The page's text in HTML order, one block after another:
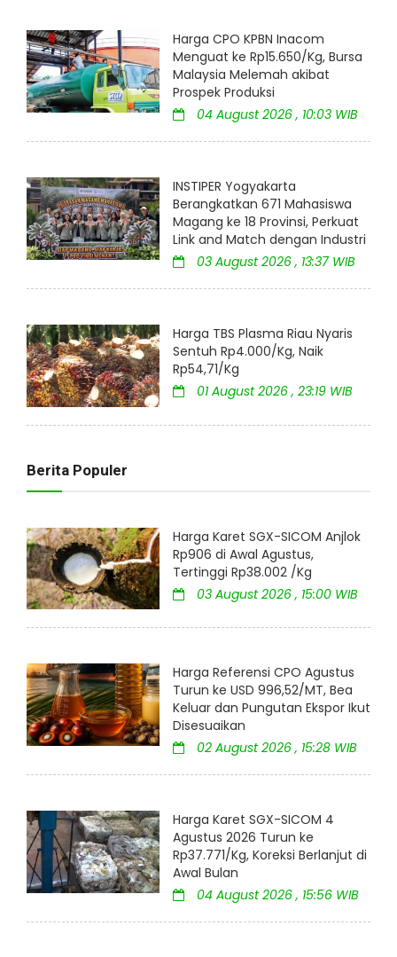
Harga CPO KPBN Inacom
Menguat ke Rp15.650/Kg, Bursa
Malaysia Melemah akibat
Prospek Produksi
04 August 2026 , 10:03 WIB
INSTIPER Yogyakarta
Berangkatkan 671 Mahasiswa
Magang ke 18 Provinsi, Perkuat
Link and Match dengan Industri
03 August 2026 , 13:37 WIB
Harga TBS Plasma Riau Nyaris
Sentuh Rp4.000/Kg, Naik
Rp54,71/Kg
01 August 2026 , 23:19 WIB
Berita Populer
Harga Karet SGX-SICOM Anjlok
Rp906 di Awal Agustus,
Tertinggi Rp38.002 /Kg
03 August 2026 , 15:00 WIB
Harga Referensi CPO Agustus
Turun ke USD 996,52/MT, Bea
Keluar dan Pungutan Ekspor Ikut
Disesuaikan
02 August 2026 , 15:28 WIB
Harga Karet SGX-SICOM 4
Agustus 2026 Turun ke
Rp37.771/Kg, Koreksi Berlanjut di
Awal Bulan
04 August 2026 , 15:56 WIB